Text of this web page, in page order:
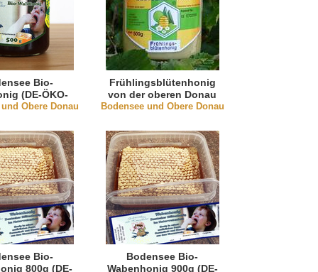
Bio-
(DE-ÖKO-
003)Obere Donau
Frühlingsblütenhonig
von der oberen Donau
Bodensee und Obere Donau
Bio-
800g (DE-
Bodensee Bio-
Wabenhonig 900g (DE-